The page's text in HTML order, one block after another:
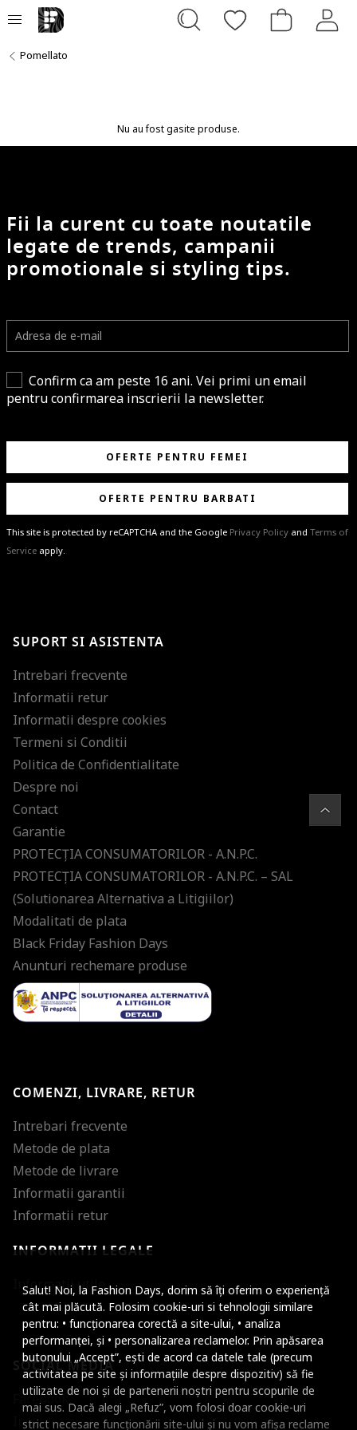
Salut! Noi, la Fashion Days, dorim să îți oferim o experiență
cât mai plăcută. Folosim cookie-uri si tehnologii similare
pentru: • funcționarea corectă a site-ului, • analiza
performanței, și • personalizarea reclamelor. Prin apăsarea
butonului „Accept”, ești de acord ca datele tale (precum
activitatea pe site și informațiile despre dispozitiv) să fie
utilizate de noi și de partenerii noștri pentru scopurile de
mai sus. Dacă alegi „Refuz”, vom folosi doar cookie-uri
strict necesare funcționării site-ului și nu vom afișa reclame
Pomellato
Nu au fost gasite produse.
Fii la curent cu toate noutatile
legate de trends, campanii
promotionale si styling tips.
Confirm ca am peste 16 ani. Vei primi un email
pentru confirmarea inscrierii la newsletter.
OFERTE PENTRU FEMEI
OFERTE PENTRU BARBATI
This site is protected by reCAPTCHA and the Google Privacy Policy and Terms of
Service apply.
ultimele tendinte in moda!
SUPORT SI ASISTENTA
Intrebari frecvente
Informatii retur
Informatii despre cookies
Termeni si Conditii
Politica de Confidentialitate
Despre noi
Contact
Garantie
PROTECŢIA CONSUMATORILOR - A.N.P.C.
PROTECŢIA CONSUMATORILOR - A.N.P.C. – SAL
(Solutionarea Alternativa a Litigiilor)
Modalitati de plata
Black Friday Fashion Days
Anunturi rechemare produse
COMENZI, LIVRARE, RETUR
Intrebari frecvente
Metode de plata
Metode de livrare
Informatii garantii
Informatii retur
INFORMATII LEGALE
Informatii utile
SOCIAL MEDIA
Facebook
Instagram
Micsoreaza
Mareste spatierea
Micsoreaza
Mareste inaltimea